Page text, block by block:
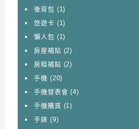
後背包 (1)
悠遊卡 (1)
懶人包 (1)
房屋補貼 (2)
房租補貼 (2)
手機 (20)
手機發表會 (4)
手機購買 (1)
手錶 (9)